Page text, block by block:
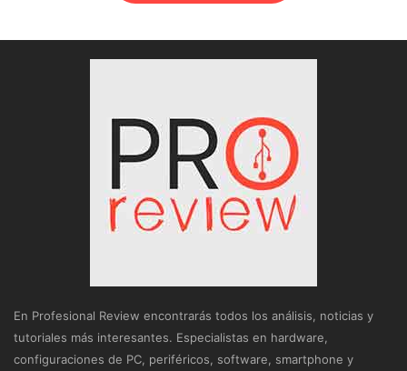
En Profesional Review encontrarás todos los análisis, noticias y
tutoriales más interesantes. Especialistas en hardware,
configuraciones de PC, periféricos, software, smartphone y